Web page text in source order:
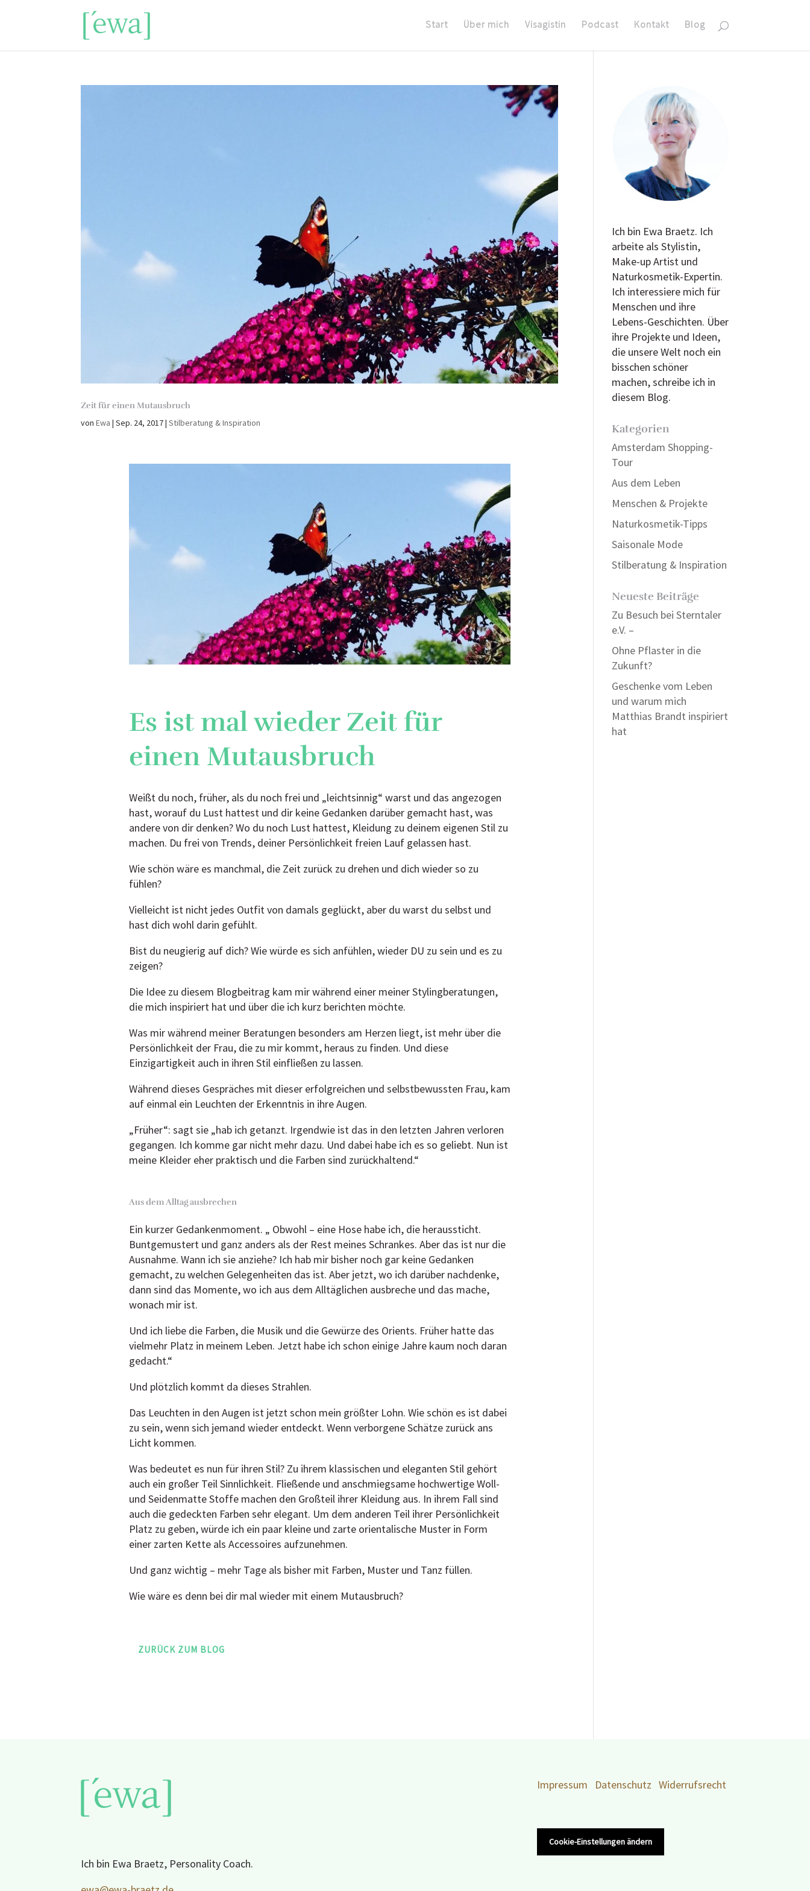
Start Über mich Visagistin Podcast Kontakt Blog
Zeit für einen Mutausbruch
vonEwa |Sep. 24, 2017|Stilberatung & Inspiration
Es ist mal wieder Zeit für
einen Mutausbruch
Weißt du noch, früher, als du noch frei und „leichtsinnig“ warst und das angezogen
hast, worauf du Lust hattest und dir keine Gedanken darüber gemacht hast, was
andere von dir denken? Wo du noch Lust hattest, Kleidung zu deinem eigenen Stil zu
machen. Du frei von Trends, deiner Persönlichkeit freien Lauf gelassen hast.
Wie schön wäre es manchmal, die Zeit zurück zu drehen und dich wieder so zu
fühlen?
Vielleicht ist nicht jedes Outfit von damals geglückt, aber du warst du selbst und
hast dich wohl darin gefühlt.
Bist du neugierig auf dich? Wie würde es sich anfühlen, wieder DU zu sein und es zu
zeigen?
Die Idee zu diesem Blogbeitrag kam mir während einer meiner Stylingberatungen,
die mich inspiriert hat und über die ich kurz berichten möchte.
Was mir während meiner Beratungen besonders am Herzen liegt, ist mehr über die
Persönlichkeit der Frau, die zu mir kommt, heraus zu finden. Und diese
Einzigartigkeit auch in ihren Stil einfließen zu lassen.
Während dieses Gespräches mit dieser erfolgreichen und selbstbewussten Frau, kam
auf einmal ein Leuchten der Erkenntnis in ihre Augen.
„Früher“: sagt sie „hab ich getanzt. Irgendwie ist das in den letzten Jahren verloren
gegangen. Ich komme gar nicht mehr dazu. Und dabei habe ich es so geliebt. Nun ist
meine Kleider eher praktisch und die Farben sind zurückhaltend.“
Aus dem Alltag ausbrechen
Ein kurzer Gedankenmoment. „ Obwohl – eine Hose habe ich, die heraussticht.
Buntgemustert und ganz anders als der Rest meines Schrankes. Aber das ist nur die
Ausnahme. Wann ich sie anziehe? Ich hab mir bisher noch gar keine Gedanken
gemacht, zu welchen Gelegenheiten das ist. Aber jetzt, wo ich darüber nachdenke,
dann sind das Momente, wo ich aus dem Alltäglichen ausbreche und das mache,
wonach mir ist.
Und ich liebe die Farben, die Musik und die Gewürze des Orients. Früher hatte das
vielmehr Platz in meinem Leben. Jetzt habe ich schon einige Jahre kaum noch daran
gedacht.“
Und plötzlich kommt da dieses Strahlen.
Das Leuchten in den Augen ist jetzt schon mein größter Lohn. Wie schön es ist dabei
zu sein, wenn sich jemand wieder entdeckt. Wenn verborgene Schätze zurück ans
Licht kommen.
Was bedeutet es nun für ihren Stil? Zu ihrem klassischen und eleganten Stil gehört
auch ein großer Teil Sinnlichkeit. Fließende und anschmiegsame hochwertige Woll-
und Seidenmatte Stoffe machen den Großteil ihrer Kleidung aus. In ihrem Fall sind
auch die gedeckten Farben sehr elegant. Um dem anderen Teil ihrer Persönlichkeit
Platz zu geben, würde ich ein paar kleine und zarte orientalische Muster in Form
einer zarten Kette als Accessoires aufzunehmen.
Und ganz wichtig – mehr Tage als bisher mit Farben, Muster und Tanz füllen.
Wie wäre es denn bei dir mal wieder mit einem Mutausbruch?
ZURÜCK ZUM BLOG
Ich bin Ewa Braetz. Ich
arbeite als Stylistin,
Make-up Artist und
Naturkosmetik-Expertin.
Ich interessiere mich für
Menschen und ihre
Lebens-Geschichten. Über
ihre Projekte und Ideen,
die unsere Welt noch ein
bisschen schöner
machen, schreibe ich in
diesem Blog.
Kategorien
Amsterdam Shopping-
Tour
Aus dem Leben
Menschen & Projekte
Naturkosmetik-Tipps
Saisonale Mode
Stilberatung & Inspiration
Neueste Beiträge
Zu Besuch bei Sterntaler
e.V. –
Ohne Pflaster in die
Zukunft?
Geschenke vom Leben
und warum mich
Matthias Brandt inspiriert
hat
Ich bin Ewa Braetz, Personality Coach.
Impressum Datenschutz Widerrufsrecht
Cookie-Einstellungen ändern